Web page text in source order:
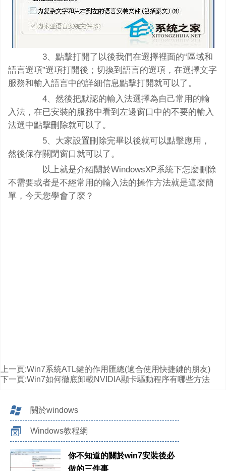
3、點擊打開了以後我們在選擇裡面的“區域和
語言選項”選項打開後；切換到語言的選項，在選擇文字
服務和輸入語言中的詳細信息點擊打開就可以了。
4、然後把默認的輸入法選擇為自己常用的輸
入法，在已安裝的服務中看到左邊窗口中的不要的輸入
法選中點擊刪除就可以了。
5、大家設置刪除完畢以後就可以點擊應用，
然後保存關閉窗口就可以了。
以上就是介紹關於WindowsXP系統下怎麼刪除
不需要或者是不經常用的輸入法的操作方法就是這麼簡
單，今天您學會了麼？
上一頁:Win7系統ATL鍵的作用匯總(適合使用快捷鍵的朋友)
下一頁:Win7如何徹底卸載NVIDIA顯卡驅動程序有哪些方法
關於windows
Windows教程網
你不知道的關於win7安裝後必
做的三件事